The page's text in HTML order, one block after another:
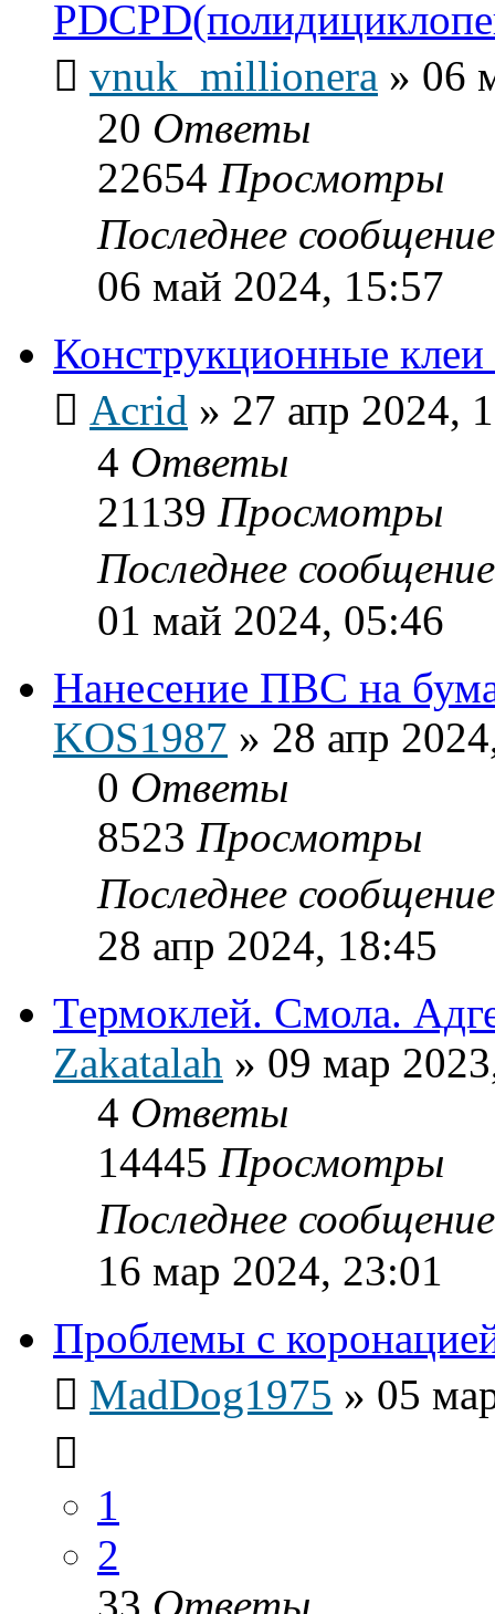
vnuk_millionera » 06
20 Ответы
22654 Просмотры
Последнее
06 май 2024, 15:57
Конструкционные
Acrid » 27 апр 2024,
4 Ответы
21139 Просмотры
Последнее
01 май 2024, 05:46
Нанесение ПВС на
KOS1987 » 28 апр
0 Ответы
8523 Просмотры
Последнее
28 апр 2024, 18:45
Термоклей. Смола.
Zakatalah » 09 мар
4 Ответы
14445 Просмотры
Последнее
16 мар 2024, 23:01
Проблемы с
MadDog1975 » 05
1
2
33 Ответы